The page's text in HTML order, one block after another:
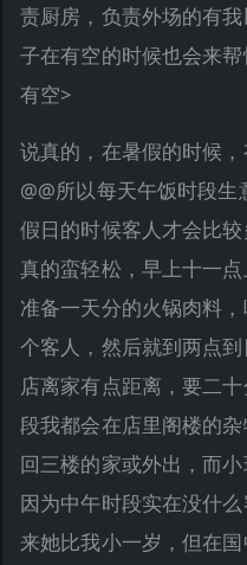
责厨房，负责外场的有
子在有空的时候也会来
有空>
说真的，在暑假的时候
@@所以每天午饭时段
假日的时候客人才会比
真的蛮轻松，早上十一
准备一天分的火锅肉料
个客人，然后就到两点
店离家有点距离，要二
段我都会在店里阁楼的
回三楼的家或外出，而
因为中午时段实在没什
来她比我小一岁，但在